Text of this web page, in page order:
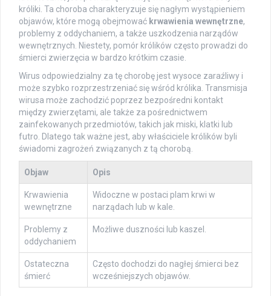
króliki. Ta choroba charakteryzuje się nagłym wystąpieniem
objawów, które mogą obejmować krwawienia wewnętrzne,
problemy z oddychaniem, a także uszkodzenia narządów
wewnętrznych. Niestety, pomór królików często prowadzi do
śmierci zwierzęcia w bardzo krótkim czasie.
Wirus odpowiedzialny za tę chorobę jest wysoce zaraźliwy i
może szybko rozprzestrzeniać się wśród królika. Transmisja
wirusa może zachodzić poprzez bezpośredni kontakt
między zwierzętami, ale także za pośrednictwem
zainfekowanych przedmiotów, takich jak miski, klatki lub
futro. Dlatego tak ważne jest, aby właściciele królików byli
świadomi zagrożeń związanych z tą chorobą.
Objaw Opis
Krwawienia
wewnętrzne
Widoczne w postaci plam krwi w
narządach lub w kale.
Problemy z
oddychaniem
Możliwe duszności lub kaszel.
Ostateczna
śmierć
Często dochodzi do nagłej śmierci bez
wcześniejszych objawów.